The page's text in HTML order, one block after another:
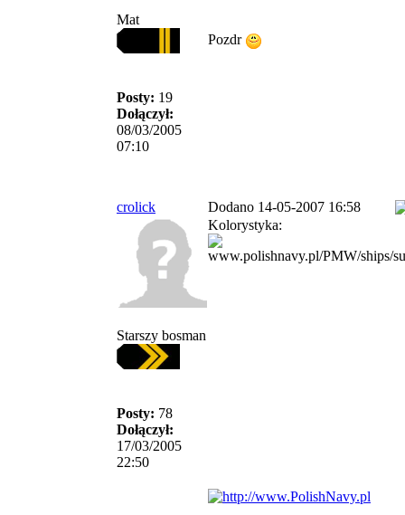
Mat
Posty: 19
Dołączył:
08/03/2005
07:10
Pozdr
crolick Dodano 14-05-2007 16:58
Starszy bosman
Posty: 78
Dołączył:
17/03/2005
22:50
Kolorystyka: